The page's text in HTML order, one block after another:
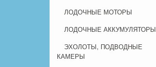
ЛОДОЧНЫЕ МОТОРЫ
ЛОДОЧНЫЕ АККУМУЛЯТОРЫ
ЭХОЛОТЫ, ПОДВОДНЫЕ
КАМЕРЫ